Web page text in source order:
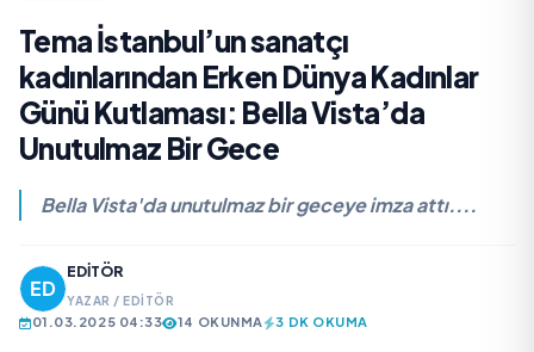
Tema İstanbul’un sanatçı
kadınlarından Erken Dünya Kadınlar
Günü Kutlaması: Bella Vista’da
Unutulmaz Bir Gece
Bella Vista'da unutulmaz bir geceye imza attı....
EDITÖR
YAZAR / EDITÖR
01.03.2025 04:33 14 OKUNMA 3 DK OKUMA